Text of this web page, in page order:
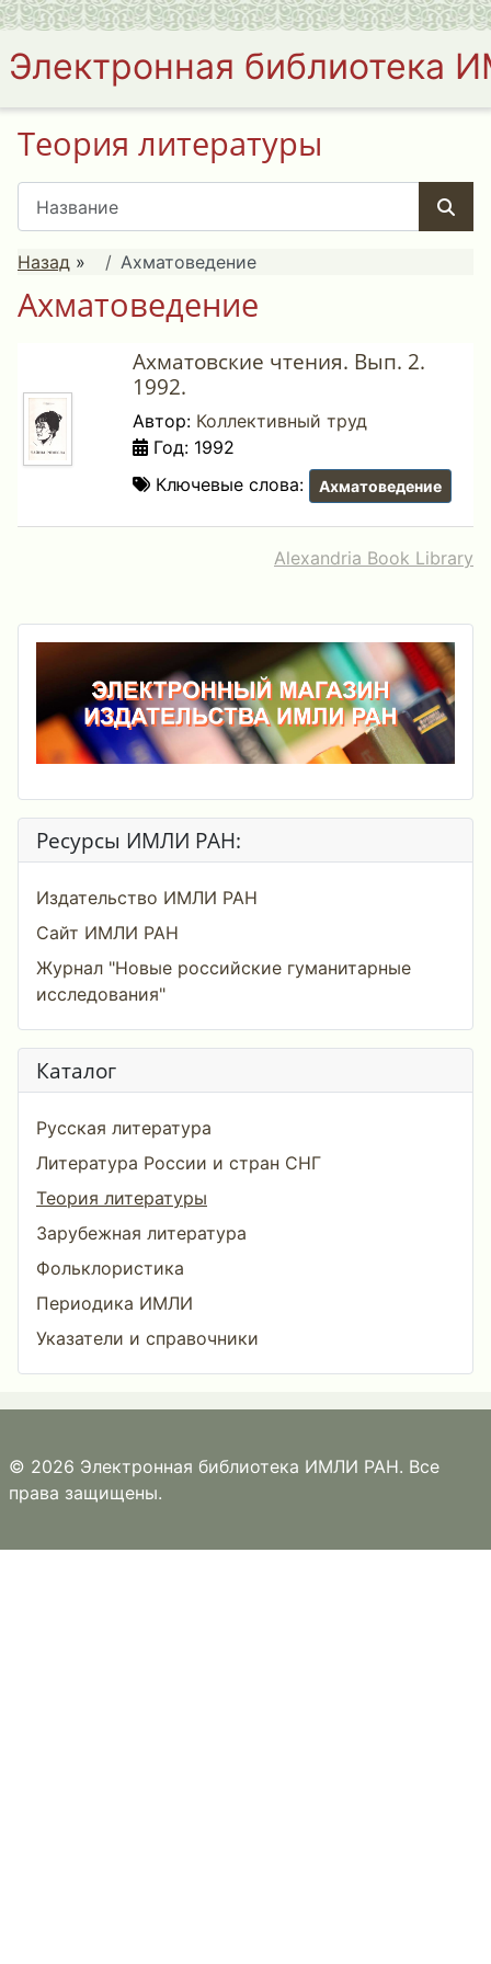
Электронная библиотека
Теория литературы
Назад » Ахматоведение
Ахматоведение
Ахматовские чтения. Вып. 2.
1992.
Автор: Коллективный труд
Год: 1992
Ключевые слова:
Ахматоведение
Alexandria Book Library
Ресурсы ИМЛИ РАН:
Издательство ИМЛИ РАН
Сайт ИМЛИ РАН
Журнал "Новые российские гуманитарные
исследования"
Каталог
Русская литература
Литература России и стран СНГ
Теория литературы
Зарубежная литература
Фольклористика
Периодика ИМЛИ
Указатели и справочники
© 2026 Электронная библиотека ИМЛИ РАН. Все
права защищены.